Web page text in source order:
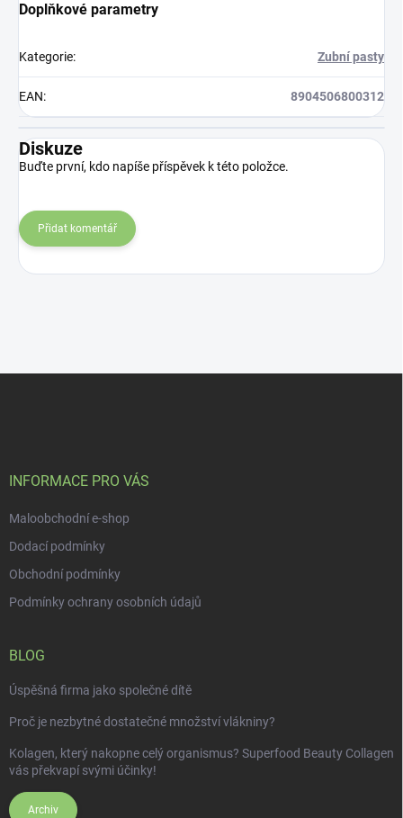
Doplňkové parametry
Kategorie: Zubní pasty
EAN: 8904506800312
Diskuze
Buďte první, kdo napíše příspěvek k této položce.
Přidat komentář
INFORMACE PRO VÁS
Maloobchodní e-shop
Dodací podmínky
Obchodní podmínky
Podmínky ochrany osobních údajů
BLOG
Úspěšná firma jako společné dítě
Proč je nezbytné dostatečné množství vlákniny?
Kolagen, který nakopne celý organismus? Superfood Beauty Collagen
vás překvapí svými účinky!
Archiv